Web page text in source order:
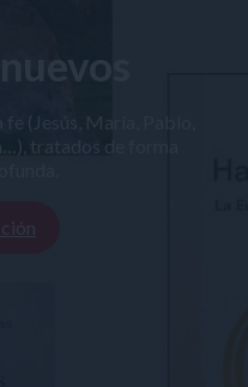
(Jesús, María, Pablo,
tratados de forma